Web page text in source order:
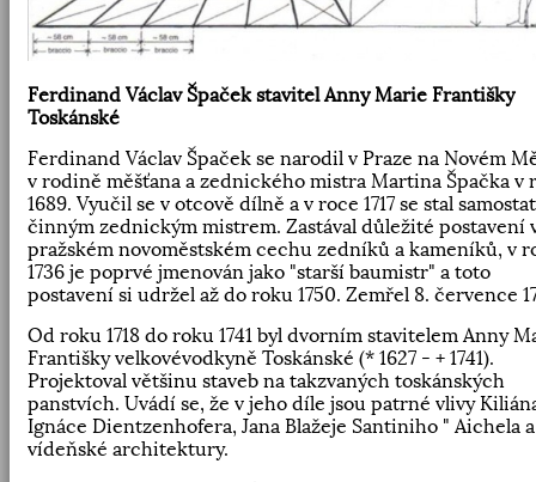
Ferdinand Václav Špaček stavitel Anny Marie Františky
Toskánské
Ferdinand Václav Špaček se narodil v Praze na Novém
v rodině měšťana a zednického mistra Martina Špačka v
1689. Vyučil se v otcově dílně a v roce 1717 se stal
činným zednickým mistrem. Zastával důležité postavení
pražském novoměstském cechu zedníků a kameníků, v
1736 je poprvé jmenován jako "starší baumistr" a toto
postavení si udržel až do roku 1750. Zemřel 8. července
Od roku 1718 do roku 1741 byl dvorním stavitelem Anny
Františky velkovévodkyně Toskánské (* 1627 - + 1741).
Projektoval většinu staveb na takzvaných toskánských
panstvích. Uvádí se, že v jeho díle jsou patrné vlivy
Ignáce Dientzenhofera, Jana Blažeje Santiniho " Aichela a
vídeňské architektury.